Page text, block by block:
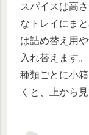
スパイスは高
なトレイにま
は詰め替え用
入れ替えます
種類ごとに小
くと、上から